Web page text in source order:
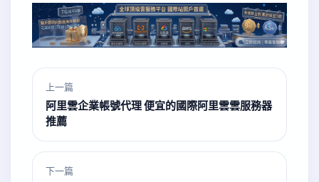
上一篇
阿里雲企業帳號代理 便宜的國際阿里雲雲服務器
推薦
下一篇